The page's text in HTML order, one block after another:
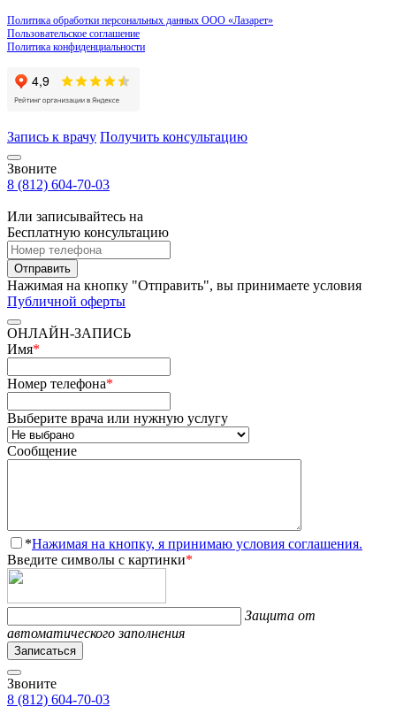
Политика обработки персональных данных ООО «Лазарет»
Пользовательское соглашение
Политика конфиденциальности
Запись к врачу Получить консультацию
Звоните
8 (812) 604-70-03
Или записывайтесь на
Бесплатную консультацию
Отправить
Нажимая на кнопку "Отправить", вы принимаете условия
Публичной оферты
ОНЛАЙН-ЗАПИСЬ
Имя*
Номер телефона*
Выберите врача или нужную услугу
Сообщение
*Нажимая на кнопку, я принимаю условия соглашения.
Введите символы с картинки*
Защита от
автоматического заполнения
Записаться
Звоните
8 (812) 604-70-03